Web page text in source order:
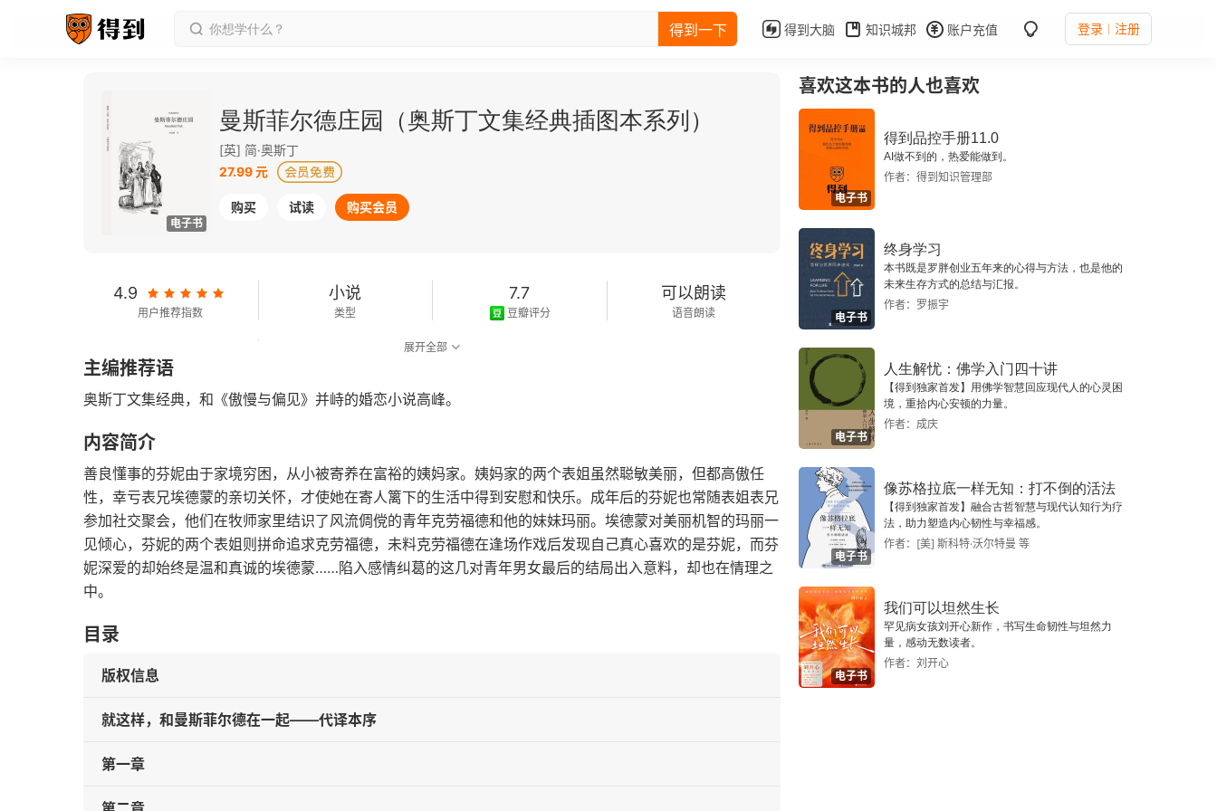
得到一下 得到大脑 知识城邦 账户充值 登录 注册
电子书
曼斯菲尔德庄园（奥斯丁文集经典插图本系列）
[英] 简·奥斯丁
27.99 元
购买 试读 购买会员
4.9
用户推荐指数
小说
类型
7.7
豆瓣评分
可以朗读
语音朗读
字数
展开全部
主编推荐语
奥斯丁文集经典，和《傲慢与偏见》并峙的婚恋小说高峰。
内容简介
善良懂事的芬妮由于家境穷困，从小被寄养在富裕的姨妈家。姨妈家的两个表姐虽然聪敏美丽，但都高傲任
性，幸亏表兄埃德蒙的亲切关怀，才使她在寄人篱下的生活中得到安慰和快乐。成年后的芬妮也常随表姐表兄
参加社交聚会，他们在牧师家里结识了风流倜傥的青年克劳福德和他的妹妹玛丽。埃德蒙对美丽机智的玛丽一
见倾心，芬妮的两个表姐则拼命追求克劳福德，未料克劳福德在逢场作戏后发现自己真心喜欢的是芬妮，而芬
妮深爱的却始终是温和真诚的埃德蒙……陷入感情纠葛的这几对青年男女最后的结局出入意料，却也在情理之
中。
目录
版权信息
就这样，和曼斯菲尔德在一起——代译本序
第一章
喜欢这本书的人也喜欢
电子书
得到品控手册11.0
AI做不到的，热爱能做到。
作者：得到知识管理部
电子书
终身学习
本书既是罗胖创业五年来的心得与方法，也是他的
未来生存方式的总结与汇报。
作者：罗振宇
电子书
人生解忧：佛学入门四十讲
【得到独家首发】用佛学智慧回应现代人的心灵困
境，重拾内心安顿的力量。
作者：成庆
电子书
像苏格拉底一样无知：打不倒的活法
【得到独家首发】融合古哲智慧与现代认知行为疗
法，助力塑造内心韧性与幸福感。
作者：[美] 斯科特·沃尔特曼 等
电子书
我们可以坦然生长
罕见病女孩刘开心新作，书写生命韧性与坦然力
量，感动无数读者。
作者：刘开心